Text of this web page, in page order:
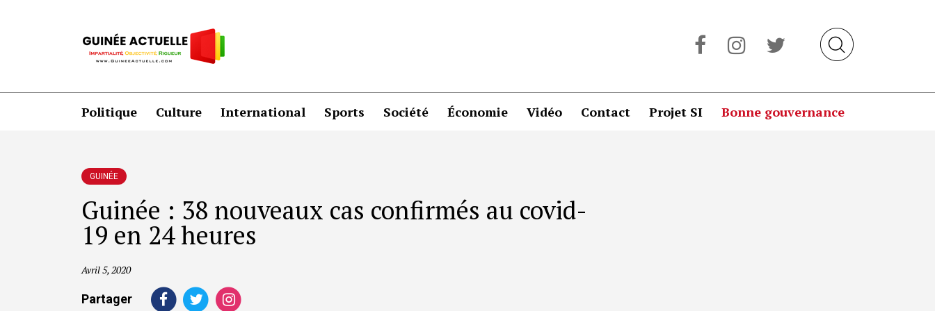
Politique Culture International Sports Société Économie Vidéo Contact Projet SI Bonne gouvernance
GUINÉE
Guinée : 38 nouveaux cas confirmés au covid-
19 en 24 heures
Avril 5, 2020
Partager